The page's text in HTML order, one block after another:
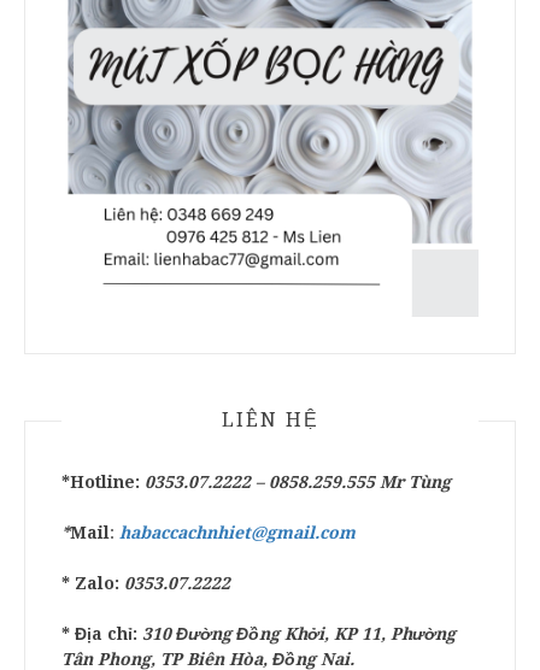
LIÊN HỆ
*Hotline: 0353.07.2222 – 0858.259.555 Mr Tùng
*Mail : habaccachnhiet@gmail.com
* Zalo: 0353.07.2222
* Địa chỉ: 310 Đường Đồng Khởi, KP 11, Phường
Tân Phong, TP Biên Hòa, Đồng Nai.